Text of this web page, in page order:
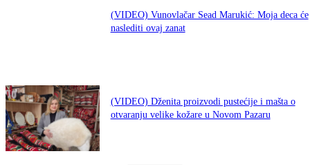
(VIDEO) Vunovlačar Sead Marukić: Moja deca će
naslediti ovaj zanat
(VIDEO) Dženita proizvodi pustećije i mašta o
otvaranju velike kožare u Novom Pazaru